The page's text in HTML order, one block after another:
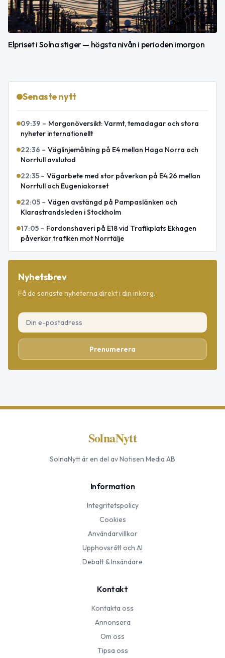
Elpriset i Solna stiger — högsta nivån i perioden imorgon
Senaste nytt
09:39 – Morgonöversikt: Varmt, temadagar och stora
nyheter internationellt
22:36 – Väglinjemålning på E4 mellan Haga Norra och
Norrtull avslutad
22:35 – Vägarbete med stor påverkan på E4.26 mellan
Norrtull och Eugeniakorset
22:05 – Vägen avstängd på Pampaslänken och
Klarastrandsleden i Stockholm
17:05 – Fordonshaveri på E18 vid Trafikplats Ekhagen
påverkar trafiken mot Norrtälje
Nyhetsbrev
Få de senaste nyheterna direkt i din inkorg.
Prenumerera
SolnaNytt
SolnaNyttär en del av Notisen Media AB
Information
Integritetspolicy
Cookies
Användarvillkor
Upphovsrätt och AI
Debatt & Insändare
Kontakt
Kontakta oss
Annonsera
Om oss
Tipsa oss